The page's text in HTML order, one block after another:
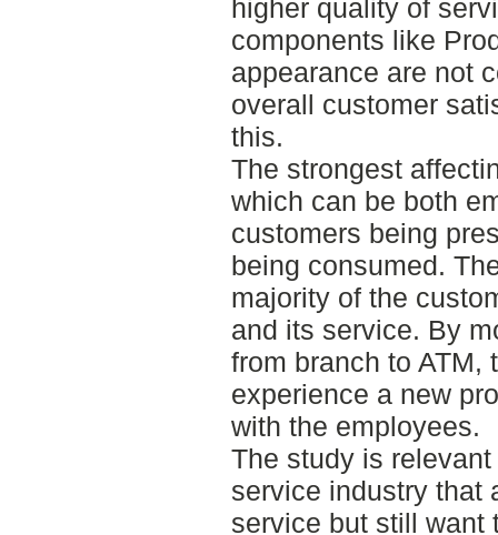
higher quality of
components like
appearance are not
overall customer
this.
The strongest
which can be both
customers being
being consumed.
majority of the
and its service. By
from branch to ATM,
experience a new
with the employees.
The study is
service industry that
service but still want